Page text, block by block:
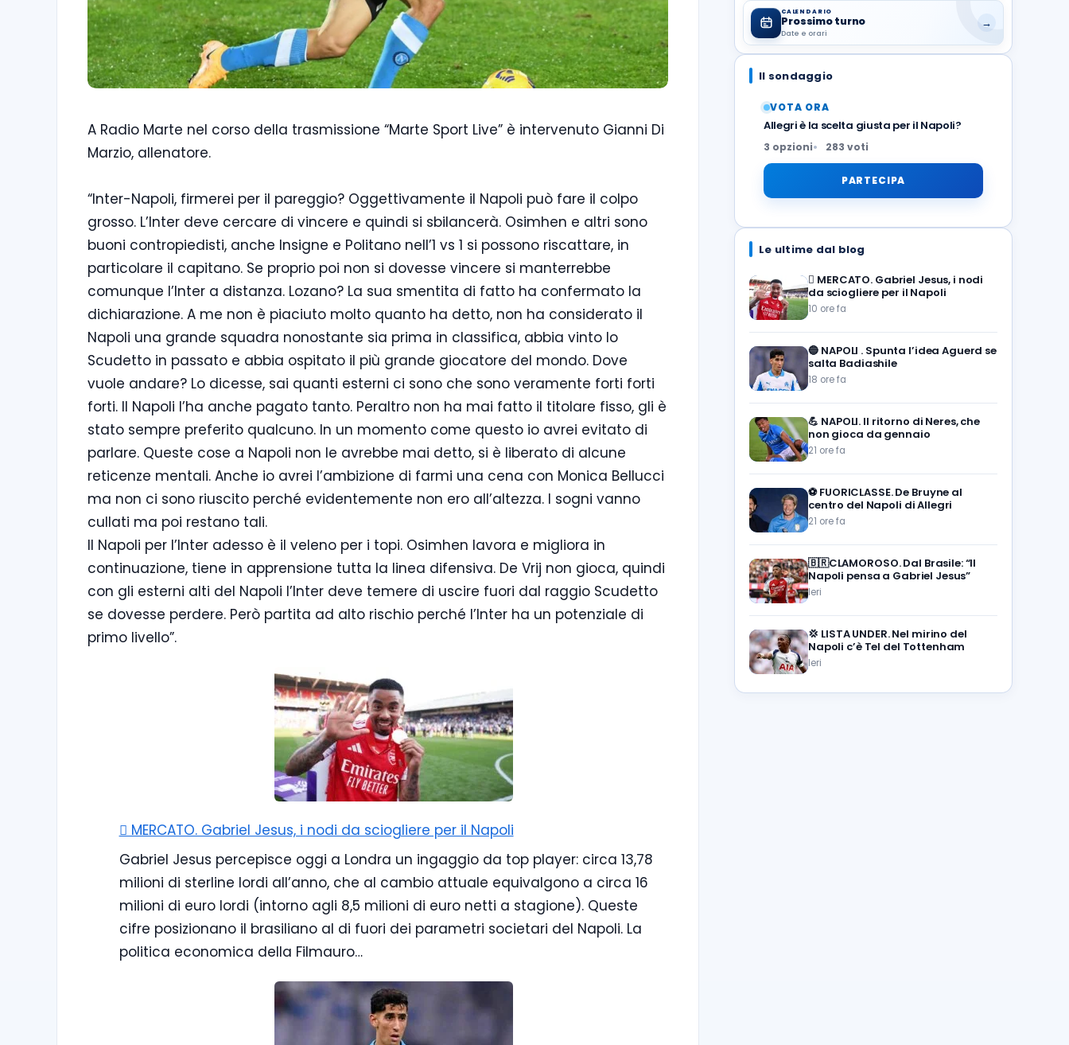
A Radio Marte nel corso della trasmissione “Marte Sport Live” è intervenuto Gianni Di
Marzio, allenatore.
“Inter-Napoli, firmerei per il pareggio? Oggettivamente il Napoli può fare il colpo
grosso. L’Inter deve cercare di vincere e quindi si sbilancerà. Osimhen e altri sono
buoni contropiedisti, anche Insigne e Politano nell’1 vs 1 si possono riscattare, in
particolare il capitano. Se proprio poi non si dovesse vincere si manterrebbe
comunque l’Inter a distanza. Lozano? La sua smentita di fatto ha confermato la
dichiarazione. A me non è piaciuto molto quanto ha detto, non ha considerato il
Napoli una grande squadra nonostante sia prima in classifica, abbia vinto lo
Scudetto in passato e abbia ospitato il più grande giocatore del mondo. Dove
vuole andare? Lo dicesse, sai quanti esterni ci sono che sono veramente forti forti
forti. Il Napoli l’ha anche pagato tanto. Peraltro non ha mai fatto il titolare fisso, gli è
stato sempre preferito qualcuno. In un momento come questo io avrei evitato di
parlare. Queste cose a Napoli non le avrebbe mai detto, si è liberato di alcune
reticenze mentali. Anche io avrei l’ambizione di farmi una cena con Monica Bellucci
ma non ci sono riuscito perché evidentemente non ero all’altezza. I sogni vanno
cullati ma poi restano tali.
Il Napoli per l’Inter adesso è il veleno per i topi. Osimhen lavora e migliora in
continuazione, tiene in apprensione tutta la linea difensiva. De Vrij non gioca, quindi
con gli esterni alti del Napoli l’Inter deve temere di uscire fuori dal raggio Scudetto
se dovesse perdere. Però partita ad alto rischio perché l’Inter ha un potenziale di
primo livello”.
🪎 MERCATO. Gabriel Jesus, i nodi da sciogliere per il Napoli
Gabriel Jesus percepisce oggi a Londra un ingaggio da top player: circa 13,78
milioni di sterline lordi all’anno, che al cambio attuale equivalgono a circa 16
milioni di euro lordi (intorno agli 8,5 milioni di euro netti a stagione). Queste
cifre posizionano il brasiliano al di fuori dei parametri societari del Napoli. La
politica economica della Filmauro…
CALENDARIO
Prossimo turno
Date e orari
→
Il sondaggio
VOTA ORA
Allegri è la scelta giusta per il Napoli?
3 opzioni 283 voti
PARTECIPA
Le ultime dal blog
🪎 MERCATO. Gabriel Jesus, i nodi
da sciogliere per il Napoli
10 ore fa
🔵 NAPOLI . Spunta l’idea Aguerd se
salta Badiashile
18 ore fa
💪 NAPOLI. Il ritorno di Neres, che
non gioca da gennaio
21 ore fa
⚽️ FUORICLASSE. De Bruyne al
centro del Napoli di Allegri
21 ore fa
🇧🇷CLAMOROSO. Dal Brasile: “Il
Napoli pensa a Gabriel Jesus”
Ieri
💢 LISTA UNDER. Nel mirino del
Napoli c’è Tel del Tottenham
Ieri